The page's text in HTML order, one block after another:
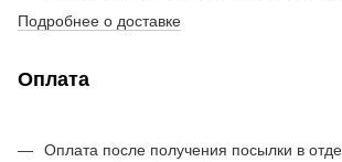
Подробнее о доставке
Оплата
Оплата после получения посылки в